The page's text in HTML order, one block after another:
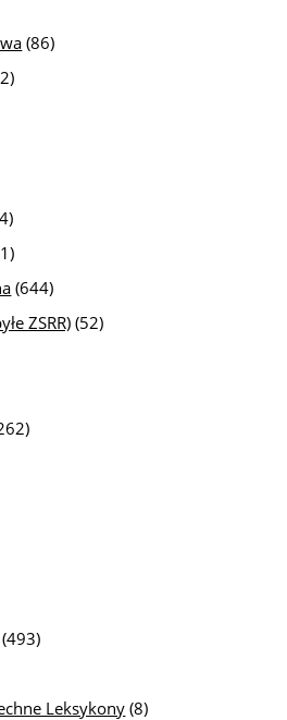
(86)
(644)
ZSRR) (52)
(493)
Leksykony (8)